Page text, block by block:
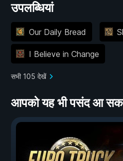
उपलब्धियां
Our Daily Bread
I Believe in Change
सभी 105 देखें
आपको यह भी पसंद आ